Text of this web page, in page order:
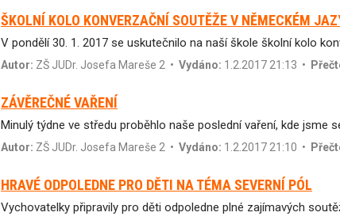
ŠKOLNÍ KOLO KONVERZAČNÍ SOUTĚŽE V NĚMECKÉM
V pondělí 30. 1. 2017 se uskutečnilo na naší škole školní kolo
Autor: ZŠ JUDr. Josefa Mareše 2 • Vydáno: 1.2.2017 21:13 •
ZÁVĚREČNÉ VAŘENÍ
Minulý týdne ve středu proběhlo naše poslední vaření, kde jsme
Autor: ZŠ JUDr. Josefa Mareše 2 • Vydáno: 1.2.2017 21:10 •
HRAVÉ ODPOLEDNE PRO DĚTI NA TÉMA SEVERNÍ PÓL
Vychovatelky připravily pro děti odpoledne plné zajímavých